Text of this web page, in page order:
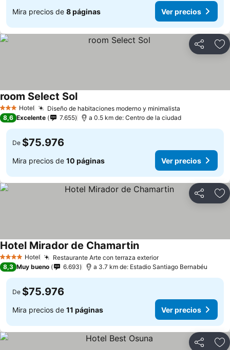
Mira precios de 8 páginas Ver precios
Compartir
3 Estrellas
Hotel Diseño de habitaciones moderno y minimalista
room Select Sol
8,6 Excelente 7.655 a 0.5 km de: Centro de la ciudad
De $75.976
Mira precios de 10 páginas Ver precios
Compartir
4 EstrellasHotel Restaurante Arte con terraza exterior
Hotel Mirador de Chamartin
8,3 Muy bueno 6.693 a 3.7 km de: Estadio Santiago Bernabéu
De $75.976
Mira precios de 11 páginas Ver precios
Compartir